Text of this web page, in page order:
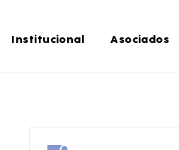
Institucional Asociados